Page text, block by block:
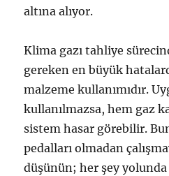
altına alıyor.
Klima gazı tahliye
gereken en büyük
malzeme kullanımıdır.
kullanılmazsa, hem gaz
sistem hasar görebilir.
pedalları olmadan
düşünün; her şey